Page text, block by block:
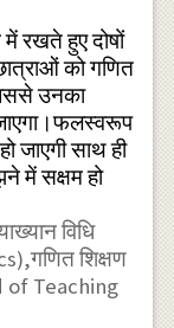
में रखते हुए दोषों
को गणित
उनका
जाएगी साथ ही
में सक्षम हो
विधि
शिक्षण
of Teaching